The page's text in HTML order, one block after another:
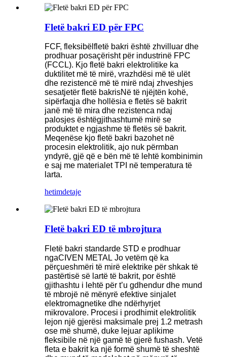
Fletë bakri ED për FPC
FCF, fleksibël fletë bakri është zhvilluar dhe
prodhuar posaçërisht për industrinë FPC
(FCCL). Kjo fletë bakri elektrolitike ka
duktilitet më të mirë, vrazhdësi më të ulët
dhe rezistencë më të mirë ndaj zhveshjes
sesatjetër fletë bakrisNë të njëjtën kohë,
sipërfaqja dhe hollësia e fletës së bakrit
janë më të mira dhe rezistenca ndaj
palosjes ështëgjithashtumë mirë se
produktet e ngjashme të fletës së bakrit.
Meqenëse kjo fletë bakri bazohet në
procesin elektrolitik, ajo nuk përmban
yndyrë, gjë që e bën më të lehtë kombinimin
e saj me materialet TPI në temperatura të
larta.
hetimdetaje
Fletë bakri ED të mbrojtura
Fletë bakri standarde STD e prodhuar
ngaCIVEN METAL Jo vetëm që ka
përçueshmëri të mirë elektrike për shkak të
pastërtisë së lartë të bakrit, por është
gjithashtu i lehtë për t’u gdhendur dhe mund
të mbrojë në mënyrë efektive sinjalet
elektromagnetike dhe ndërhyrjet
mikrovalore. Procesi i prodhimit elektrolitik
lejon një gjerësi maksimale prej 1.2 metrash
ose më shumë, duke lejuar aplikime
fleksibile në një gamë të gjerë fushash. Vetë
fleta e bakrit ka një formë shumë të sheshtë